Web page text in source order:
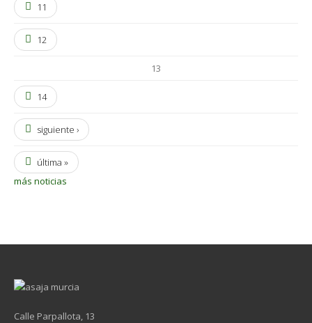
11
12
13
14
siguiente ›
última »
más noticias
Calle Parpallota, 13